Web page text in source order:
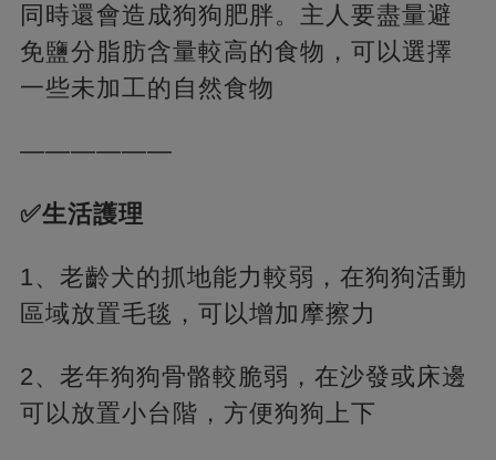
同時還會造成狗狗肥胖。主人要盡量避
免鹽分脂肪含量較高的食物，可以選擇
一些未加工的自然食物
——————
✅生活護理
1、老齡犬的抓地能力較弱，在狗狗活動
區域放置毛毯，可以增加摩擦力
2、老年狗狗骨骼較脆弱，在沙發或床邊
可以放置小台階，方便狗狗上下